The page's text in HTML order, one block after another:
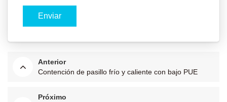
Anterior
Contención de pasillo frío y caliente con bajo PUE
Próximo